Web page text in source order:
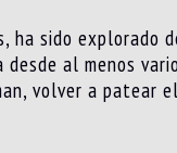
sido explorado
al menos
volver a patear